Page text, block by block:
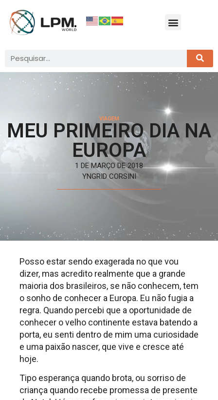
VIAGEM
MEU PRIMEIRO DIA NA
EUROPA
1 DE MARÇO DE 2018
YNGRID CORSINI
Posso estar sendo exagerada no que vou
dizer, mas acredito realmente que a grande
maioria dos brasileiros, se não conhecem, tem
o sonho de conhecer a Europa. Eu não fugia a
regra. Quando percebi que a oportunidade de
conhecer o velho continente estava batendo a
porta, eu senti dentro de mim uma curiosidade
e uma paixão nascer, que vive e cresce até
hoje.
Tipo esperança quando brota, ou sorriso de
criança quando recebe promessa de presente